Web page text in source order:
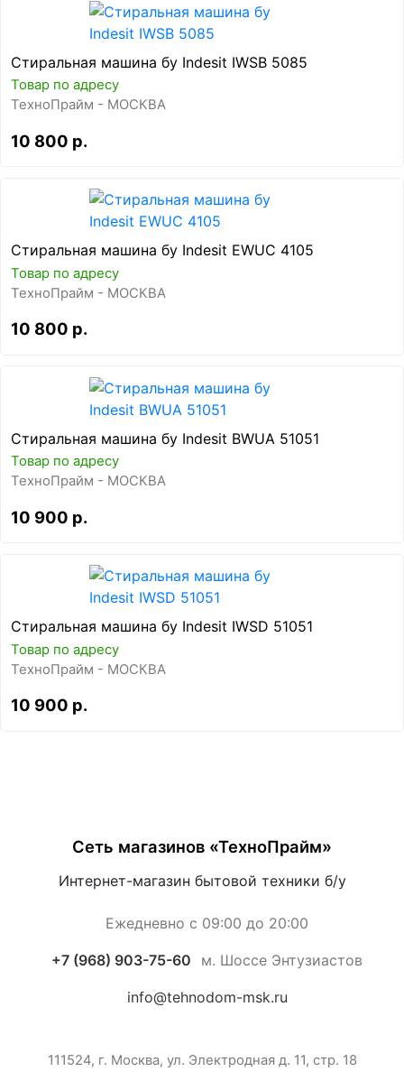
Стиральная машина бу Indesit IWSB 5085
Товар по адресу
ТехноПрайм - МОСКВА
10 800 р.
Стиральная машина бу Indesit EWUC 4105
Товар по адресу
ТехноПрайм - МОСКВА
10 800 р.
Стиральная машина бу Indesit BWUA 51051
Товар по адресу
ТехноПрайм - МОСКВА
10 900 р.
Стиральная машина бу Indesit IWSD 51051
Товар по адресу
ТехноПрайм - МОСКВА
10 900 р.
Сеть магазинов «ТехноПрайм»
Интернет-магазин бытовой техники б/у
Ежедневно с 09:00 до 20:00
+7 (968) 903-75-60 м. Шоссе Энтузиастов
info@tehnodom-msk.ru
111524, г. Москва, ул. Электродная д. 11, стр. 18